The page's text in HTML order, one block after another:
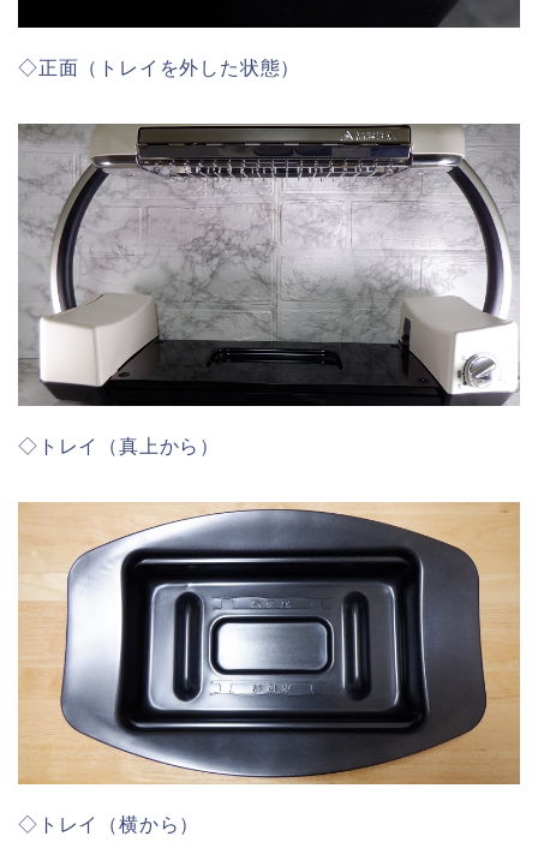
◇正面（トレイを外した状態）
◇トレイ（真上から）
◇トレイ（横から）